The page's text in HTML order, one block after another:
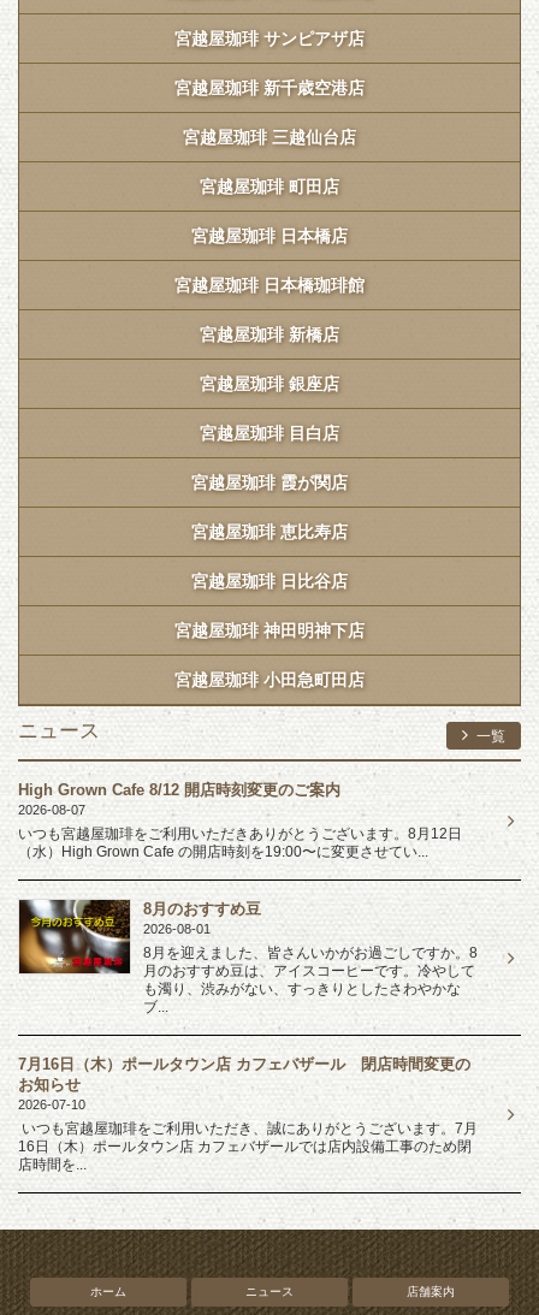
宮越屋珈琲 サンピアザ店
宮越屋珈琲 新千歳空港店
宮越屋珈琲 三越仙台店
宮越屋珈琲 町田店
宮越屋珈琲 日本橋店
宮越屋珈琲 日本橋珈琲館
宮越屋珈琲 新橋店
宮越屋珈琲 銀座店
宮越屋珈琲 目白店
宮越屋珈琲 霞が関店
宮越屋珈琲 恵比寿店
宮越屋珈琲 日比谷店
宮越屋珈琲 神田明神下店
宮越屋珈琲 小田急町田店
ニュース 一覧
High Grown Cafe 8/12 開店時刻変更のご案内
2026-08-07
いつも宮越屋珈琲をご利用いただきありがとうございます。8月12日
（水）High Grown Cafe の開店時刻を19:00〜に変更させてい...
8月のおすすめ豆
2026-08-01
8月を迎えました、皆さんいかがお過ごしですか。8
月のおすすめ豆は、アイスコーヒーです。冷やして
も濁り、渋みがない、すっきりとしたさわやかな
ブ...
7月16日（木）ポールタウン店 カフェバザール 閉店時間変更の
お知らせ
2026-07-10
いつも宮越屋珈琲をご利用いただき、誠にありがとうございます。7月
16日（木）ポールタウン店 カフェバザールでは店内設備工事のため閉
店時間を...
ホーム ニュース 店舗案内